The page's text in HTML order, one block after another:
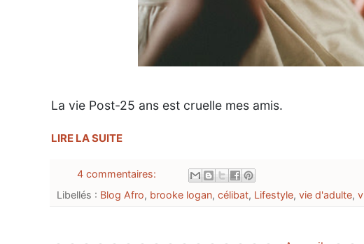
La vie Post-25 ans est cruelle mes amis.
LIRE LA SUITE
4 commentaires:
Libellés : Blog Afro, brooke logan, célibat, Lifestyle, vie d'adulte,